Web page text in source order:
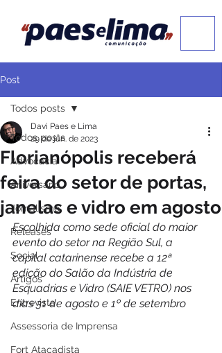
Post
Todos posts
Advocacia
Aniversário
Jornalismo
Releases
Social
Artigos
Entrevista
Assessoria de Imprensa
Fort Atacadista
Todos posts
Florianópolis receberá
feira do setor de portas,
janelas e vidro em agosto
Davi Paes e Lima
29 de jun. de 2023
Escolhida como sede oficial do maior
evento do setor na Região Sul, a
capital catarinense recebe a 12ª
edição do Salão da Indústria de
Esquadrias e Vidro (SAIE VETRO) nos
dias 31 de agosto e 1º de setembro